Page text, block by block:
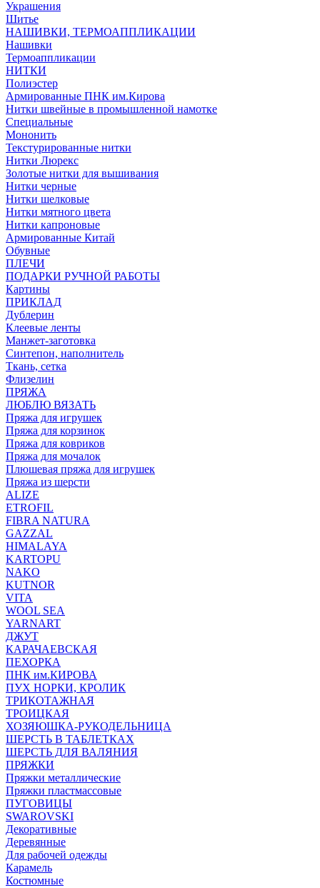
Украшения
Шитье
НАШИВКИ, ТЕРМОАППЛИКАЦИИ
Нашивки
Термоаппликации
НИТКИ
Полиэстер
Армированные ПНК им.Кирова
Нитки швейные в промышленной намотке
Специальные
Мононить
Текстурированные нитки
Нитки Люрекс
Золотые нитки для вышивания
Нитки черные
Нитки шелковые
Нитки мятного цвета
Нитки капроновые
Армированные Китай
Обувные
ПЛЕЧИ
ПОДАРКИ РУЧНОЙ РАБОТЫ
Картины
ПРИКЛАД
Дублерин
Клеевые ленты
Манжет-заготовка
Синтепон, наполнитель
Ткань, сетка
Флизелин
ПРЯЖА
ЛЮБЛЮ ВЯЗАТЬ
Пряжа для игрушек
Пряжа для корзинок
Пряжа для ковриков
Пряжа для мочалок
Плюшевая пряжа для игрушек
Пряжа из шерсти
ALIZE
ETROFIL
FIBRA NATURA
GAZZAL
HIMALAYA
KARTOPU
NAKO
KUTNOR
VITA
WOOL SEA
YARNART
ДЖУТ
КАРАЧАЕВСКАЯ
ПЕХОРКА
ПНК им.КИРОВА
ПУХ НОРКИ, КРОЛИК
ТРИКОТАЖНАЯ
ТРОИЦКАЯ
ХОЗЯЮШКА-РУКОДЕЛЬНИЦА
ШЕРСТЬ В ТАБЛЕТКАХ
ШЕРСТЬ ДЛЯ ВАЛЯНИЯ
ПРЯЖКИ
Пряжки металлические
Пряжки пластмассовые
ПУГОВИЦЫ
SWAROVSKI
Декоративные
Деревянные
Для рабочей одежды
Карамель
Костюмные